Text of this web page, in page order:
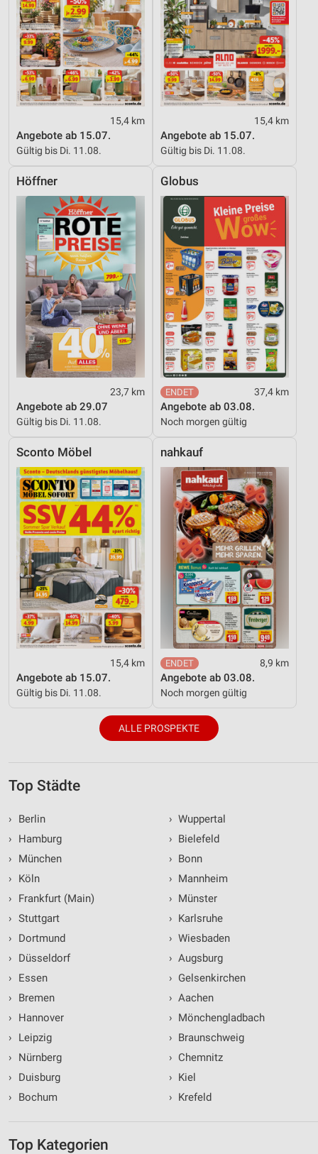
15,4 km
Angebote ab 15.07.
Gültig bis Di. 11.08.
15,4 km
Angebote ab 15.07.
Gültig bis Di. 11.08.
Höffner
23,7 km
Angebote ab 29.07
Gültig bis Di. 11.08.
Globus
37,4 km
Angebote ab 03.08.
Noch morgen gültig
Sconto Möbel
15,4 km
Angebote ab 15.07.
Gültig bis Di. 11.08.
nahkauf
8,9 km
Angebote ab 03.08.
Noch morgen gültig
ALLE PROSPEKTE
Top Städte
›
Berlin
›
Hamburg
›
München
›
Köln
›
Frankfurt (Main)
› Stuttgart
›
Dortmund
›
Düsseldorf
›
Essen
›
Bremen
›
Hannover
›
Leipzig
›
Nürnberg
›
Duisburg
›
Bochum
› Wuppertal
› Bielefeld
› Bonn
› Mannheim
› Münster
› Karlsruhe
› Wiesbaden
› Augsburg
› Gelsenkirchen
› Aachen
› Mönchengladbach
› Braunschweig
› Chemnitz
› Kiel
› Krefeld
Top Kategorien